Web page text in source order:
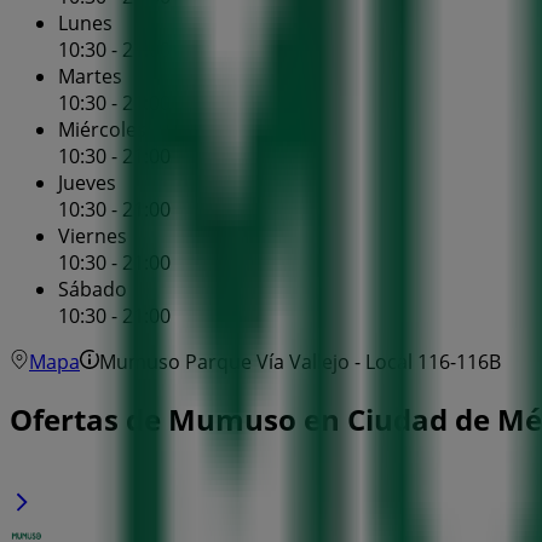
Lunes
10:30 - 21:00
Martes
10:30 - 21:00
Miércoles
10:30 - 21:00
Jueves
10:30 - 21:00
Viernes
10:30 - 21:00
Sábado
10:30 - 21:00
Mapa
Mumuso Parque Vía Vallejo - Local 116-116B
Ofertas de Mumuso en Ciudad de